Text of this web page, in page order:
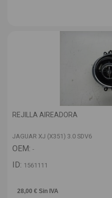
REJILLA AIREADORA
JAGUAR XJ (X351) 3.0 SDV6
OEM: -
ID: 1561111
28,00 € Sin IVA